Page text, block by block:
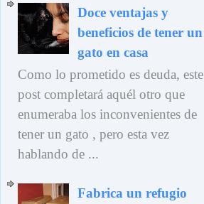
Doce ventajas y
beneficios de tener un
gato en casa
Como lo prometido es deuda, este
post completará aquél otro que
enumeraba los inconvenientes de
tener un gato , pero esta vez
hablando de ...
Fabrica un refugio